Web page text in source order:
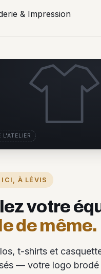
ICI, À LÉVIS
votre
de même.
t-shirts et
— votre logo brodé